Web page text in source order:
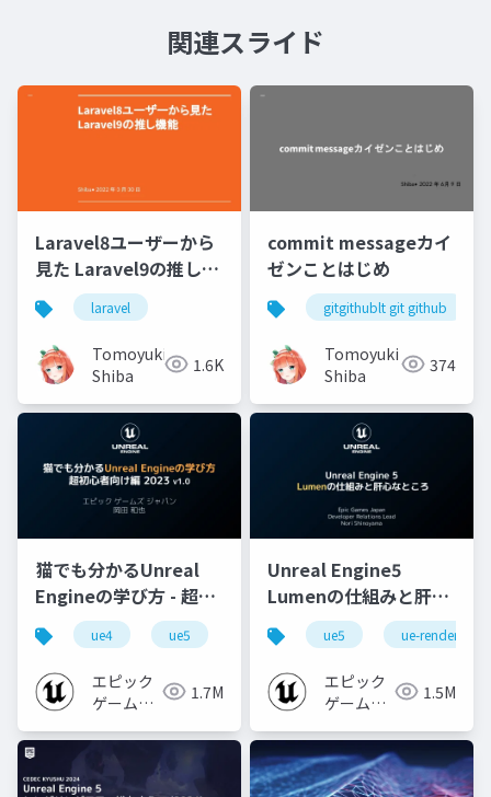
関連スライド
Laravel8ユーザーから
見た Laravel9の推し機
能
laravel
Tomoyuki
Shiba
1.6K
commit messageカイ
ゼンことはじめ
gitgithublt git github
Tomoyuki
Shiba
374
猫でも分かるUnreal
Engineの学び方 - 超初
心者向け編 - 2023 v1.0
ue4 ue5 ue-beginner
エピック
ゲームズ
1.7M
Unreal Engine5
Lumenの仕組みと肝心
なところ
ue5 ue-rendering
エピック
ゲームズ
1.5M